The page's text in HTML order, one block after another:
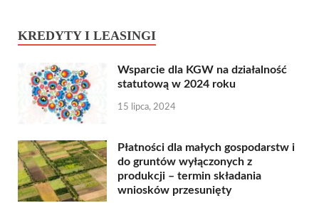
KREDYTY I LEASINGI
Wsparcie dla KGW na działalność
statutową w 2024 roku
15 lipca, 2024
Płatności dla małych gospodarstw i
do gruntów wyłączonych z
produkcji – termin składania
wniosków przesunięty